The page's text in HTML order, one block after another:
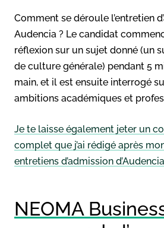
Comment se déroule l’entretien
Audencia ? Le candidat
réflexion sur un sujet donné (un
de culture générale) pendant 5
main, et il est ensuite interrogé
ambitions académiques et
Je te laisse également jeter un
complet que j’ai rédigé après
entretiens d’admission
NEOMA